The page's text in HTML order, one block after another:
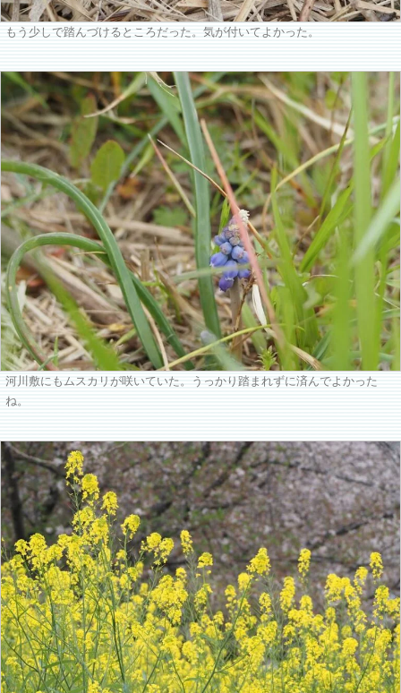
もう少しで踏んづけるところだった。気が付いてよかった。
河川敷にもムスカリが咲いていた。うっかり踏まれずに済んでよかった
ね。